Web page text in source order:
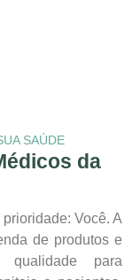
SAÚDE
da
Você. A
de produtos e
qualidade para